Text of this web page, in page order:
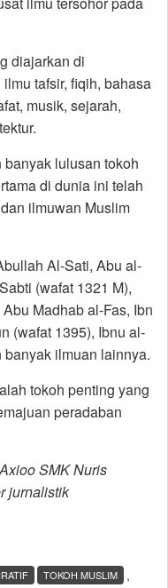
diajarkan di
tafsir, fiqih, bahasa
musik, sejarah,
lulusan tokoh
di dunia ini telah
ilmuwan Muslim
Al-Sati, Abu al-
(wafat 1321 M),
Madhab al-Fas, Ibn
(wafat 1395), Ibnu al-
ilmuan lainnya.
tokoh penting yang
peradaban
SMK Nuris
jurnalistik
,
TOKOH MUSLIM